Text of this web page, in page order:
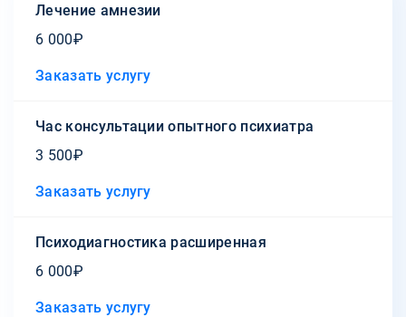
Лечение амнезии
6 000₽
Заказать услугу
Час консультации опытного психиатра
3 500₽
Заказать услугу
Психодиагностика расширенная
6 000₽
Заказать услугу